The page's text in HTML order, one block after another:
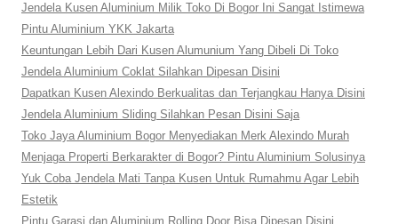
Jendela Kusen Aluminium Milik Toko Di Bogor Ini Sangat Istimewa
Pintu Aluminium YKK Jakarta
Keuntungan Lebih Dari Kusen Alumunium Yang Dibeli Di Toko
Jendela Aluminium Coklat Silahkan Dipesan Disini
Dapatkan Kusen Alexindo Berkualitas dan Terjangkau Hanya Disini
Jendela Aluminium Sliding Silahkan Pesan Disini Saja
Toko Jaya Aluminium Bogor Menyediakan Merk Alexindo Murah
Menjaga Properti Berkarakter di Bogor? Pintu Aluminium Solusinya
Yuk Coba Jendela Mati Tanpa Kusen Untuk Rumahmu Agar Lebih
Estetik
Pintu Garasi dan Aluminium Rolling Door Bisa Dipesan Disini